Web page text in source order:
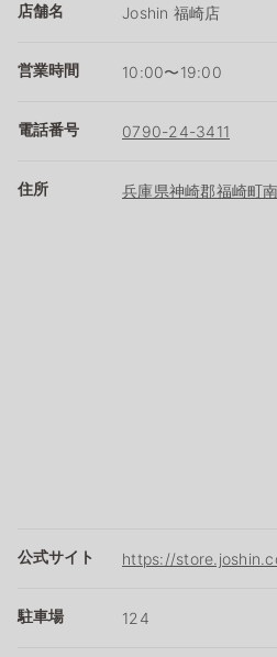
店舗名 Joshin 福崎店
営業時間 10:00〜19:00
電話番号 0790-24-3411
住所 兵庫県神崎郡福崎町
公式サイト https://
駐車場 124